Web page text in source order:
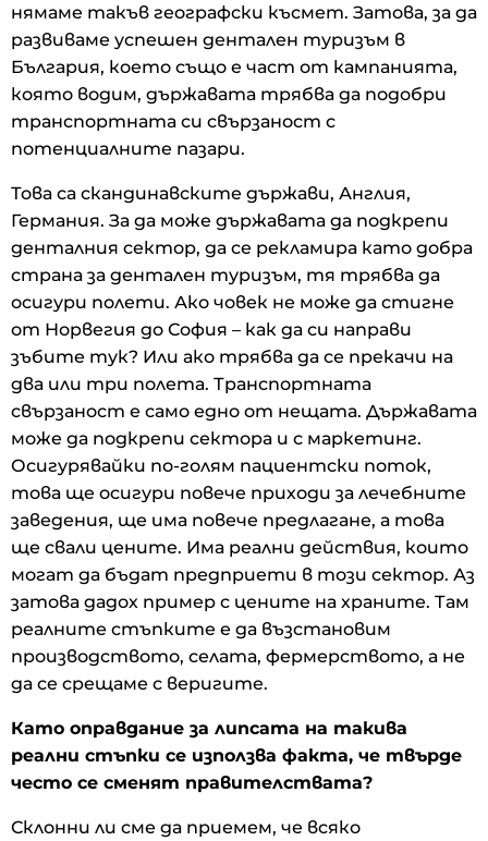
нямаме такъв географски късмет. Затова, за да
развиваме успешен дентален туризъм в
България, което също е част от кампанията,
която водим, държавата трябва да подобри
транспортната си свързаност с
потенциалните пазари.
Това са скандинавските държави, Англия,
Германия. За да може държавата да подкрепи
денталния сектор, да се рекламира като добра
страна за дентален туризъм, тя трябва да
осигури полети. Ако човек не може да стигне
от Норвегия до София – как да си направи
зъбите тук? Или ако трябва да се прекачи на
два или три полета. Транспортната
свързаност е само едно от нещата. Държавата
може да подкрепи сектора и с маркетинг.
Осигурявайки по-голям пациентски поток,
това ще осигури повече приходи за лечебните
заведения, ще има повече предлагане, а това
ще свали цените. Има реални действия, които
могат да бъдат предприети в този сектор. Аз
затова дадох пример с цените на храните. Там
реалните стъпките е да възстановим
производството, селата, фермерството, а не
да се срещаме с веригите.
Като оправдание за липсата на такива
реални стъпки се използва факта, че твърде
често се сменят правителствата?
Склонни ли сме да приемем, че всяко